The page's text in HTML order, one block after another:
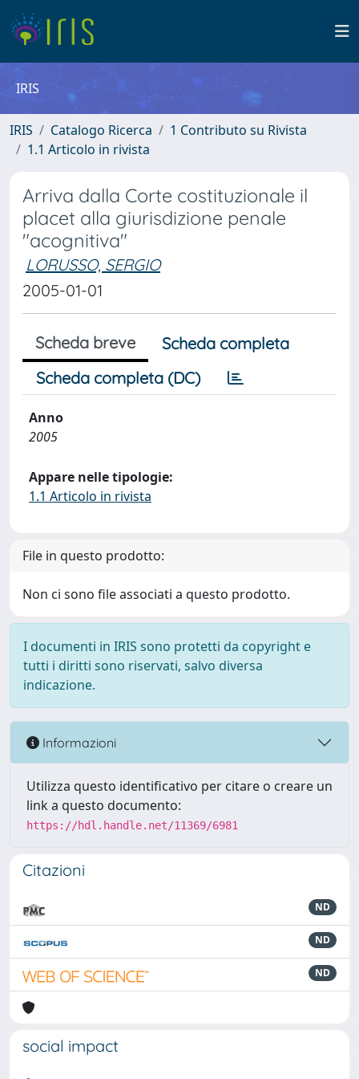
IRIS
IRIS Catalogo Ricerca
1 Contributo su Rivista
1.1 Articolo in rivista
Arriva dalla Corte costituzionale il
placet alla giurisdizione penale
"acognitiva"
LORUSSO, SERGIO
2005-01-01
Scheda breve
Scheda completa
Scheda completa (DC)
Anno
2005
Appare nelle tipologie:
1.1 Articolo in rivista
File in questo prodotto:
Non ci sono file associati a questo prodotto.
I documenti in IRIS sono protetti da copyright e
tutti i diritti sono riservati, salvo diversa
indicazione.
Informazioni
Utilizza questo identificativo per citare o creare un
link a questo documento:
https://hdl.handle.net/11369/6981
Citazioni
ND
ND
ND
social impact